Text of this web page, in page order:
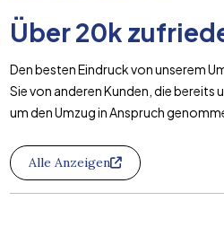
Über20k
Den besten Eindruck von unserem
Sie von anderen Kunden, die bereits
um den Umzug in Anspruch
Alle Anzeigen